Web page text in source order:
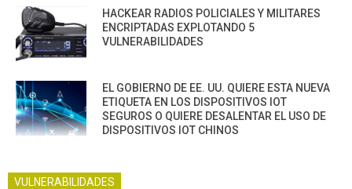
HACKEAR RADIOS POLICIALES Y MILITARES
ENCRIPTADAS EXPLOTANDO 5
VULNERABILIDADES
EL GOBIERNO DE EE. UU. QUIERE ESTA NUEVA
ETIQUETA EN LOS DISPOSITIVOS IOT
SEGUROS O QUIERE DESALENTAR EL USO DE
DISPOSITIVOS IOT CHINOS
VULNERABILIDADES